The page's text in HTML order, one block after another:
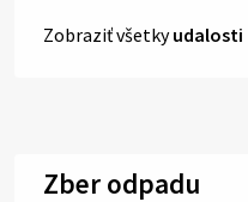
Zobraziť všetkyudalosti
Zber odpadu